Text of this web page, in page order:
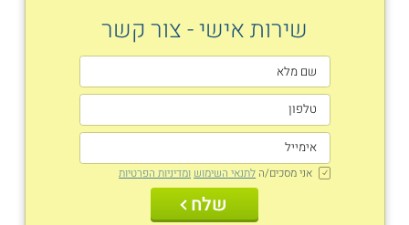
שירות אישי - צור קשר
אני מסכים/ה לתנאי השימוש ומדיניות הפרטיות
שלח